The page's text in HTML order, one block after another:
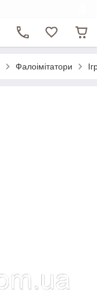
Фалоімітатори